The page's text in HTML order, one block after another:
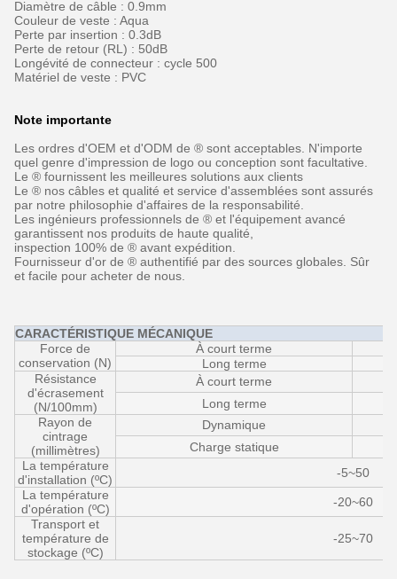
Diamètre de câble : 0.9mm
Couleur de veste : Aqua
Perte par insertion : 0.3dB
Perte de retour (RL) : 50dB
Longévité de connecteur : cycle 500
Matériel de veste : PVC
Note importante
Les ordres d'OEM et d'ODM de ® sont acceptables. N'importe
quel genre d'impression de logo ou conception sont facultative.
Le ® fournissent les meilleures solutions aux clients
Le ® nos câbles et qualité et service d'assemblées sont assurés
par notre philosophie d'affaires de la responsabilité.
Les ingénieurs professionnels de ® et l'équipement avancé
garantissent nos produits de haute qualité,
inspection 100% de ® avant expédition.
Fournisseur d'or de ® authentifié par des sources globales. Sûr
et facile pour acheter de nous.
CARACTÉRISTIQUE MÉCANIQUE
Force de
conservation (N)
À court terme
Long terme
Résistance
d'écrasement
(N/100mm)
À court terme
Long terme
Rayon de
cintrage
(millimètres)
Dynamique
Charge statique
La température
d'installation (ºC)
-5~50
La température
d'opération (ºC)
-20~60
Transport et
température de
stockage (ºC)
-25~70